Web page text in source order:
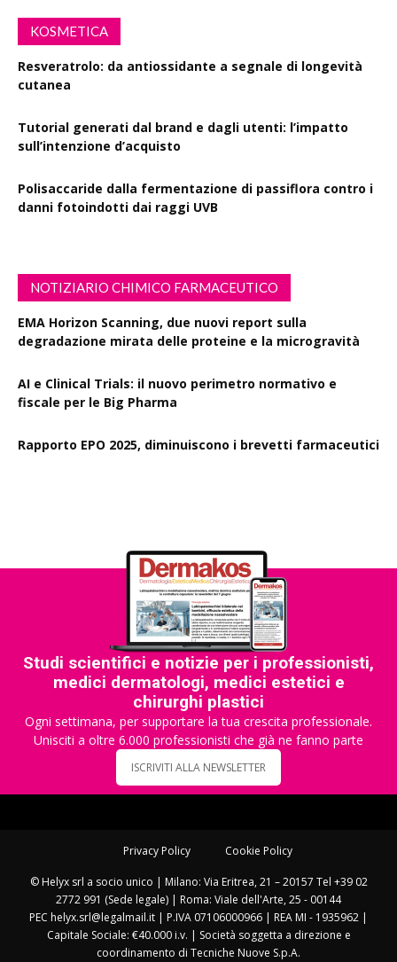
KOSMETICA
Resveratrolo: da antiossidante a segnale di longevità
cutanea
Tutorial generati dal brand e dagli utenti: l’impatto
sull’intenzione d’acquisto
Polisaccaride dalla fermentazione di passiflora contro i
danni fotoindotti dai raggi UVB
NOTIZIARIO CHIMICO FARMACEUTICO
EMA Horizon Scanning, due nuovi report sulla
degradazione mirata delle proteine e la microgravità
AI e Clinical Trials: il nuovo perimetro normativo e
fiscale per le Big Pharma
Rapporto EPO 2025, diminuiscono i brevetti farmaceutici
Studi scientifici e notizie per i professionisti,
medici dermatologi, medici estetici e
chirurghi plastici
Ogni settimana, per supportare la tua crescita professionale.
Unisciti a oltre 6.000 professionisti che già ne fanno parte
ISCRIVITI ALLA NEWSLETTER
Privacy Policy Cookie Policy
© Helyx srl a socio unico | Milano: Via Eritrea, 21 – 20157 Tel +39 02
2772 991 (Sede legale) | Roma: Viale dell'Arte, 25 - 00144
PEC helyx.srl@legalmail.it | P.IVA 07106000966 | REA MI - 1935962 |
Capitale Sociale: €40.000 i.v. | Società soggetta a direzione e
coordinamento di Tecniche Nuove S.p.A.